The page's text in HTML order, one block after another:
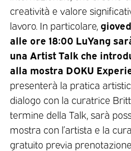
creatività e valore
lavoro. In particolare,
alle ore 18:00 LuYang
una Artist Talk che
alla mostra DOKU
presenterà la pratica
dialogo con la curatrice
termine della Talk, sarà
mostra con l’artista e la
gratuito previa